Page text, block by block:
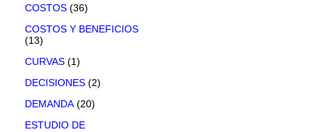
COSTOS (36)
COSTOS Y BENEFICIOS
(13)
CURVAS (1)
DECISIONES (2)
DEMANDA (20)
ESTUDIO DE